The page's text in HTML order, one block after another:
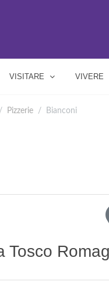
VISITARE VIVERE
Pizzerie Bianconi
Tosco